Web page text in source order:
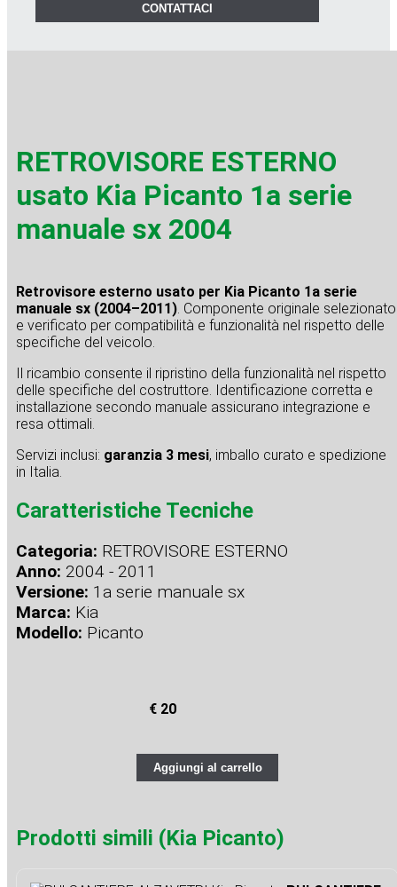
CONTATTACI
RETROVISORE ESTERNO
usato Kia Picanto 1a serie
manuale sx 2004
Retrovisore esterno usato per Kia Picanto 1a serie
manuale sx (2004–2011). Componente originale selezionato
e verificato per compatibilità e funzionalità nel rispetto delle
specifiche del veicolo.
Il ricambio consente il ripristino della funzionalità nel rispetto
delle specifiche del costruttore. Identificazione corretta e
installazione secondo manuale assicurano integrazione e
resa ottimali.
Servizi inclusi: garanzia 3 mesi, imballo curato e spedizione
in Italia.
Caratteristiche Tecniche
Categoria: RETROVISORE ESTERNO
Anno: 2004 - 2011
Versione: 1a serie manuale sx
Marca: Kia
Modello: Picanto
€ 20
Aggiungi al carrello
Prodotti simili (Kia Picanto)